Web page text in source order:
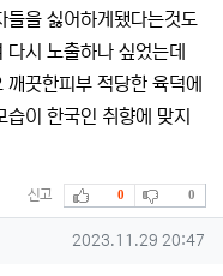
들을 싫어하게됐다는것도
시 노출하나 싶었는데
끗한피부 적당한 육덕에
이 한국인 취향에 맞지
신고 추천
0 비추천
0
작성일
2023.11.29 20:47